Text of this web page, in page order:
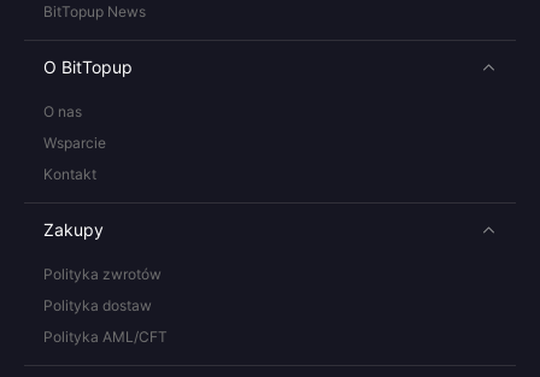
BitTopup News
O BitTopup
O nas
Wsparcie
Kontakt
Zakupy
Polityka zwrotów
Polityka dostaw
Polityka AML/CFT